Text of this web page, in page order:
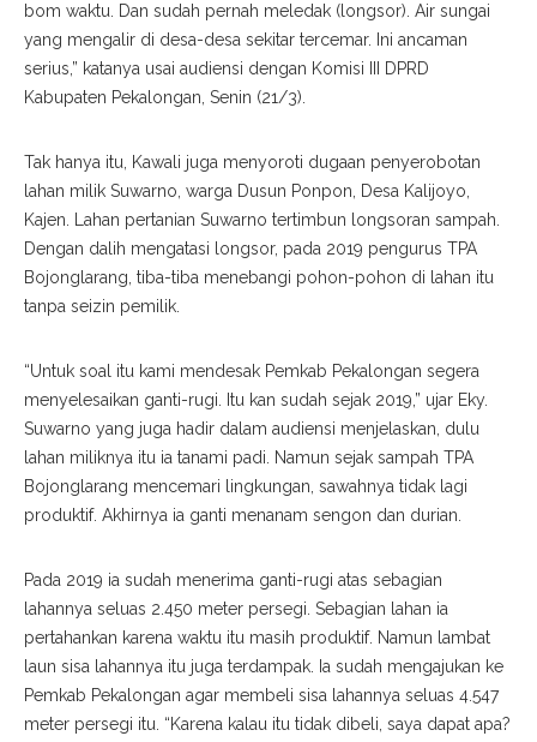
bom waktu. Dan sudah pernah meledak (longsor). Air sungai
yang mengalir di desa-desa sekitar tercemar. Ini ancaman
serius,” katanya usai audiensi dengan Komisi III DPRD
Kabupaten Pekalongan, Senin (21/3).
Tak hanya itu, Kawali juga menyoroti dugaan penyerobotan
lahan milik Suwarno, warga Dusun Ponpon, Desa Kalijoyo,
Kajen. Lahan pertanian Suwarno tertimbun longsoran sampah.
Dengan dalih mengatasi longsor, pada 2019 pengurus TPA
Bojonglarang, tiba-tiba menebangi pohon-pohon di lahan itu
tanpa seizin pemilik.
“Untuk soal itu kami mendesak Pemkab Pekalongan segera
menyelesaikan ganti-rugi. Itu kan sudah sejak 2019,” ujar Eky.
Suwarno yang juga hadir dalam audiensi menjelaskan, dulu
lahan miliknya itu ia tanami padi. Namun sejak sampah TPA
Bojonglarang mencemari lingkungan, sawahnya tidak lagi
produktif. Akhirnya ia ganti menanam sengon dan durian.
Pada 2019 ia sudah menerima ganti-rugi atas sebagian
lahannya seluas 2.450 meter persegi. Sebagian lahan ia
pertahankan karena waktu itu masih produktif. Namun lambat
laun sisa lahannya itu juga terdampak. Ia sudah mengajukan ke
Pemkab Pekalongan agar membeli sisa lahannya seluas 4.547
meter persegi itu. “Karena kalau itu tidak dibeli, saya dapat apa?